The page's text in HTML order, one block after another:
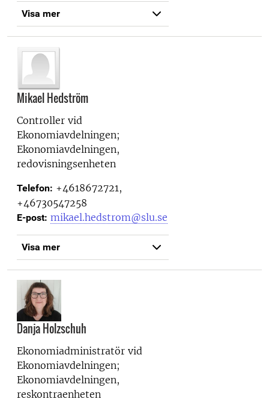
Visa mer
Mikael Hedström
Controller vid
Ekonomiavdelningen;
Ekonomiavdelningen,
redovisningsenheten
Telefon: +4618672721,
+46730547258
E-post: mikael.hedstrom@slu.se
Visa mer
Danja Holzschuh
Ekonomiadministratör vid
Ekonomiavdelningen;
Ekonomiavdelningen,
reskontraenheten